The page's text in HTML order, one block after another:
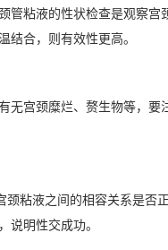
粘液的性状检查是观察宫
合，则有效性更高。
宫颈糜烂、赘生物等，要
粘液之间的相容关系是否
说明性交成功。